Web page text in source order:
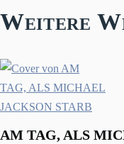
Weitere
AM TAG, ALS